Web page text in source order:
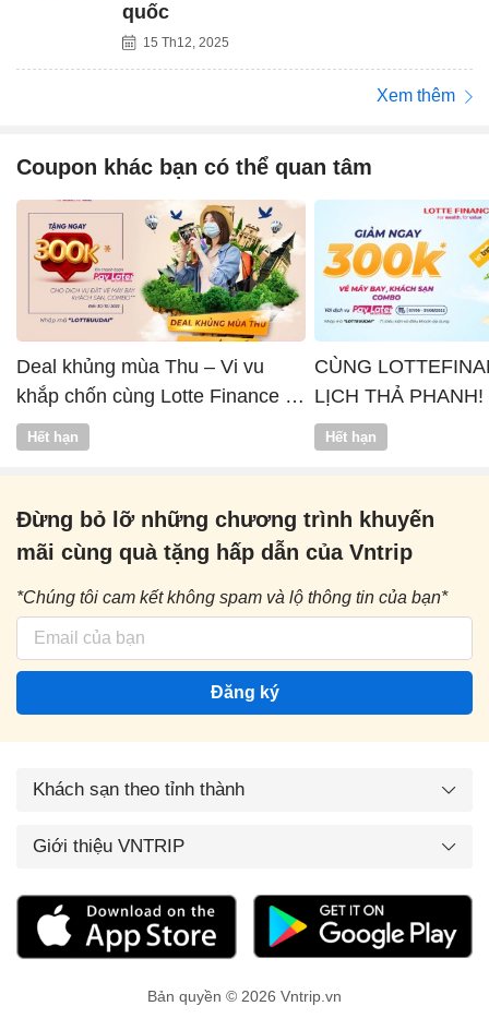
quốc
15 Th12, 2025
Xem thêm
Coupon khác bạn có thể quan tâm
Deal khủng mùa Thu – Vi vu
khắp chốn cùng Lotte Finance x
Vntrip
Hết hạn
CÙNG
LỊCH THẢ PHANH!
Hết hạn
Đừng bỏ lỡ những chương trình khuyến
mãi cùng quà tặng hấp dẫn của Vntrip
*Chúng tôi cam kết không spam và lộ thông tin của bạn*
Đăng ký
Khách sạn theo tỉnh thành
Giới thiệu VNTRIP
Bản quyền © 2026 Vntrip.vn